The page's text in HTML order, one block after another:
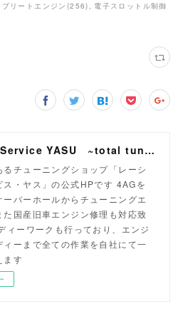
プリートエンジン (256)
電子スロットル制御
Racing Service YASU ~total tuning proshop~
るチューニングショップ「レーシ
ス・ヤス」の公式HPです 4AGを
ーバーホールからチューニングエ
た国産旧車エンジン修理も対応致
ィーワークも行っており、エンジ
ィーまで全ての作業を自社にて一
ます